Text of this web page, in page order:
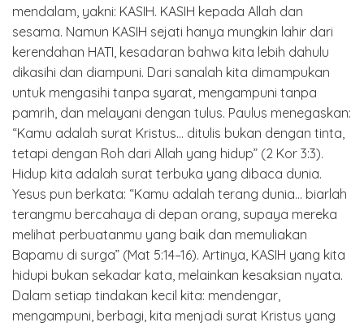
mendalam, yakni: KASIH. KASIH kepada Allah dan
sesama. Namun KASIH sejati hanya mungkin lahir dari
kerendahan HATI, kesadaran bahwa kita lebih dahulu
dikasihi dan diampuni. Dari sanalah kita dimampukan
untuk mengasihi tanpa syarat, mengampuni tanpa
pamrih, dan melayani dengan tulus. Paulus menegaskan:
“Kamu adalah surat Kristus… ditulis bukan dengan tinta,
tetapi dengan Roh dari Allah yang hidup” (2 Kor 3:3).
Hidup kita adalah surat terbuka yang dibaca dunia.
Yesus pun berkata: “Kamu adalah terang dunia… biarlah
terangmu bercahaya di depan orang, supaya mereka
melihat perbuatanmu yang baik dan memuliakan
Bapamu di surga” (Mat 5:14–16). Artinya, KASIH yang kita
hidupi bukan sekadar kata, melainkan kesaksian nyata.
Dalam setiap tindakan kecil kita: mendengar,
mengampuni, berbagi, kita menjadi surat Kristus yang